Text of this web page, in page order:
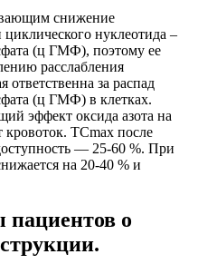
снижение
нуклеотида –
(ц ГМФ), поэтому ее
расслабления
за распад
(ц ГМФ) в клетках.
эффект оксида азота на
TCmax после
— 25-60 %. При
на 20-40 % и
о